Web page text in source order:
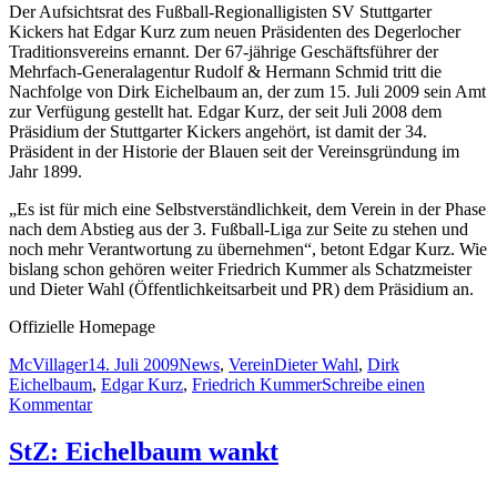
Der Aufsichtsrat des Fußball-Regionalligisten SV Stuttgarter
Kickers hat Edgar Kurz zum neuen Präsidenten des Degerlocher
Traditionsvereins ernannt. Der 67-jährige Geschäftsführer der
Mehrfach-Generalagentur Rudolf & Hermann Schmid tritt die
Nachfolge von Dirk Eichelbaum an, der zum 15. Juli 2009 sein Amt
zur Verfügung gestellt hat. Edgar Kurz, der seit Juli 2008 dem
Präsidium der Stuttgarter Kickers angehört, ist damit der 34.
Präsident in der Historie der Blauen seit der Vereinsgründung im
Jahr 1899.
„Es ist für mich eine Selbstverständlichkeit, dem Verein in der Phase
nach dem Abstieg aus der 3. Fußball-Liga zur Seite zu stehen und
noch mehr Verantwortung zu übernehmen“, betont Edgar Kurz. Wie
bislang schon gehören weiter Friedrich Kummer als Schatzmeister
und Dieter Wahl (Öffentlichkeitsarbeit und PR) dem Präsidium an.
Offizielle Homepage
Autor
McVillagerVeröffentlicht
am
14. Juli 2009Kategorien
News, VereinSchlagwörter
Dieter Wahl, Dirk
Eichelbaum, Edgar Kurz, Friedrich KummerSchreibe einen
Kommentarzu
Kurz
neuer
StZ: Eichelbaum wankt